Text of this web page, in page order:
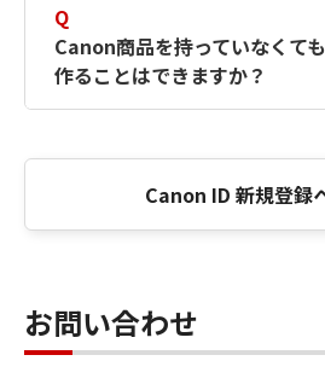
Q
Canon商品を持っていなくて
作ることはできますか？
Canon ID 新規登録
お問い合わせ